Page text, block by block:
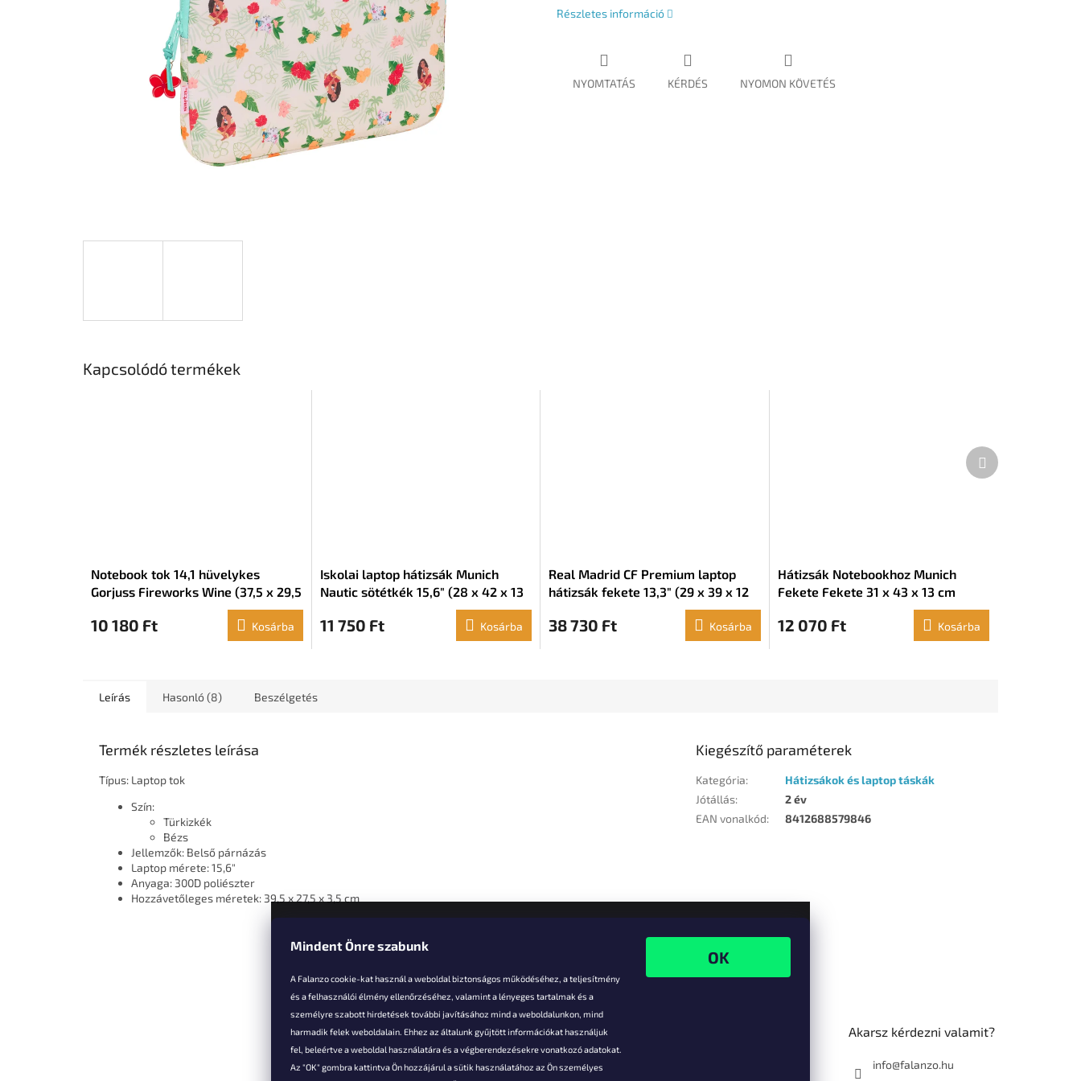
Mindent Önre szabunk
A Falanzo cookie-kat használ a weboldal biztonságos működéséhez, a teljesítmény
és a felhasználói élmény ellenőrzéséhez, valamint a lényeges tartalmak és a
személyre szabott hirdetések további javításához mind a weboldalunkon, mind
harmadik felek weboldalain. Ehhez az általunk gyűjtött információkat használjuk
fel, beleértve a weboldal használatára és a végberendezésekre vonatkozó adatokat.
Az "OK" gombra kattintva Ön hozzájárul a sütik használatához az Ön személyes
Részletes információ
NYOMTATÁS KÉRDÉS NYOMON KÖVETÉS
Kapcsolódó termékek
Notebook tok 14,1 hüvelykes
Gorjuss Fireworks Wine (37,5 x 29,5
10 180 Ft Kosárba
Iskolai laptop hátizsák Munich
Nautic sötétkék 15,6" (28 x 42 x 13
11 750 Ft Kosárba
Real Madrid CF Premium laptop
hátizsák fekete 13,3" (29 x 39 x 12
38 730 Ft Kosárba
Hátizsák Notebookhoz Munich
Fekete Fekete 31 x 43 x 13 cm
12 070 Ft Kosárba
Következő
termék
Leírás Hasonló (8) Beszélgetés
Termék részletes leírása
Típus: Laptop tok
Szín:
Türkizkék
Bézs
Jellemzők: Belső párnázás
Laptop mérete: 15,6"
Anyaga: 300D poliészter
Hozzávetőleges méretek: 39,5 x 27,5 x 3,5 cm
Kiegészítő paraméterek
Kategória:
Hátizsákok és laptop táskák
Jótállás:
2 év
EAN vonalkód: 8412688579846
Vevőknek
Hűségkedvezmények
Akarsz kérdezni valamit?
info@falanzo.hu